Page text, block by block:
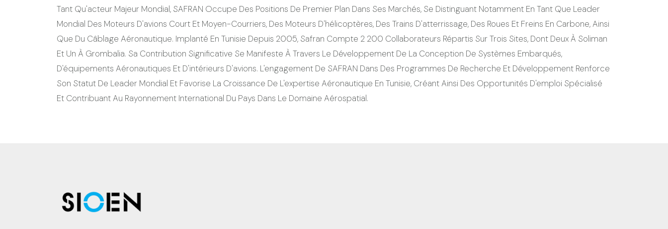
Tant Qu'acteur Majeur Mondial, SAFRAN Occupe Des Positions De Premier Plan Dans Ses Marchés, Se Distinguant Notamment En Tant Que Leader
Mondial Des Moteurs D'avions Court Et Moyen-Courriers, Des Moteurs D'hélicoptères, Des Trains D'atterrissage, Des Roues Et Freins En Carbone, Ainsi
Que Du Câblage Aéronautique. Implanté En Tunisie Depuis 2005, Safran Compte 2 200 Collaborateurs Répartis Sur Trois Sites, Dont Deux À Soliman
Et Un À Grombalia. Sa Contribution Significative Se Manifeste À Travers Le Développement De La Conception De Systèmes Embarqués,
D'équipements Aéronautiques Et D'intérieurs D'avions. L'engagement De SAFRAN Dans Des Programmes De Recherche Et Développement Renforce
Son Statut De Leader Mondial Et Favorise La Croissance De L'expertise Aéronautique En Tunisie, Créant Ainsi Des Opportunités D'emploi Spécialisé
Et Contribuant Au Rayonnement International Du Pays Dans Le Domaine Aérospatial.